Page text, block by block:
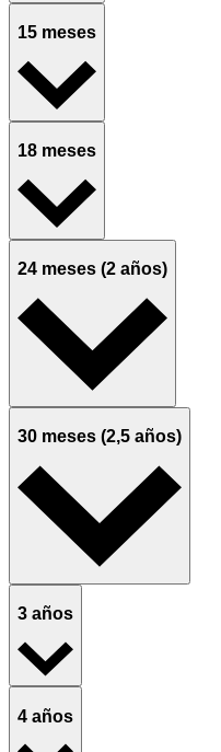
15 meses
18 meses
24 meses (2 años)
30 meses (2,5 años)
3 años
4 años